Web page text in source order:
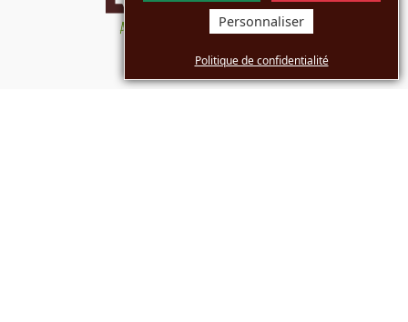
MARQUES
Personnaliser
Politique de confidentialité